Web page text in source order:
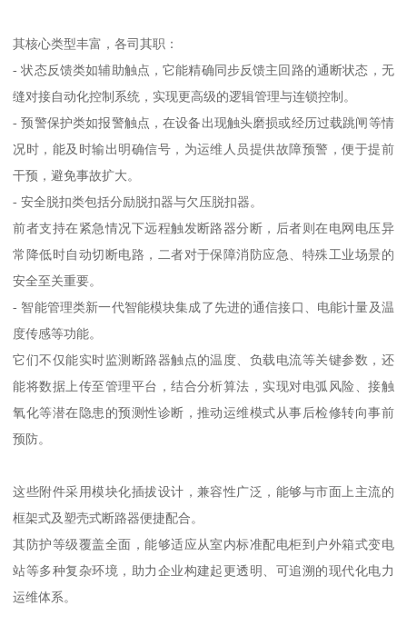
其核心类型丰富，各司其职：
- 状态反馈类如辅助触点，它能精确同步反馈主回路的通断状态，无
缝对接自动化控制系统，实现更高级的逻辑管理与连锁控制。
- 预警保护类如报警触点，在设备出现触头磨损或经历过载跳闸等情
况时，能及时输出明确信号，为运维人员提供故障预警，便于提前
干预，避免事故扩大。
- 安全脱扣类包括分励脱扣器与欠压脱扣器。
前者支持在紧急情况下远程触发断路器分断，后者则在电网电压异
常降低时自动切断电路，二者对于保障消防应急、特殊工业场景的
安全至关重要。
- 智能管理类新一代智能模块集成了先进的通信接口、电能计量及温
度传感等功能。
它们不仅能实时监测断路器触点的温度、负载电流等关键参数，还
能将数据上传至管理平台，结合分析算法，实现对电弧风险、接触
氧化等潜在隐患的预测性诊断，推动运维模式从事后检修转向事前
预防。
这些附件采用模块化插拔设计，兼容性广泛，能够与市面上主流的
框架式及塑壳式断路器便捷配合。
其防护等级覆盖全面，能够适应从室内标准配电柜到户外箱式变电
站等多种复杂环境，助力企业构建起更透明、可追溯的现代化电力
运维体系。